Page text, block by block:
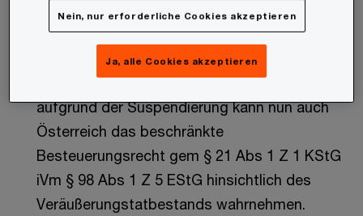
AUT-Körperschaft und veräußert diese.
Gemäß dem nun suspendierten Art 13 Abs 4
DBA AUT/BLR hätte Belarus das
ausschließliche Besteuerungsrecht gehabt;
aufgrund der Suspendierung kann nun auch
Österreich das beschränkte
Besteuerungsrecht gem § 21 Abs 1 Z 1 KStG
iVm § 98 Abs 1 Z 5 EStG hinsichtlich des
Veräußerungstatbestands wahrnehmen.
Nein, nur erforderliche Cookies akzeptieren
Ja, alle Cookies akzeptieren